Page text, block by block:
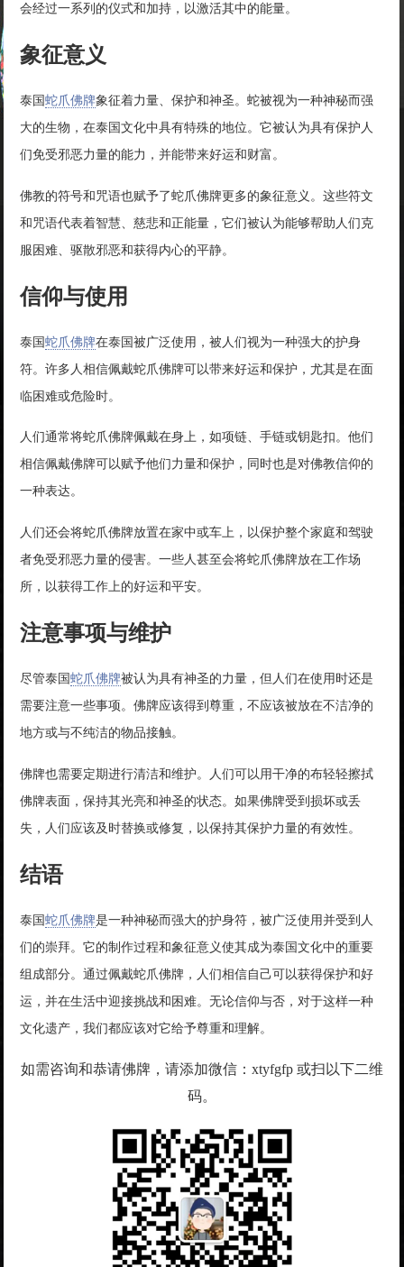
会经过一系列的仪式和加持，以激活其中的能量。
象征意义
泰国蛇爪佛牌象征着力量、保护和神圣。蛇被视为一种神秘而强
大的生物，在泰国文化中具有特殊的地位。它被认为具有保护人
们免受邪恶力量的能力，并能带来好运和财富。
佛教的符号和咒语也赋予了蛇爪佛牌更多的象征意义。这些符文
和咒语代表着智慧、慈悲和正能量，它们被认为能够帮助人们克
服困难、驱散邪恶和获得内心的平静。
信仰与使用
泰国蛇爪佛牌在泰国被广泛使用，被人们视为一种强大的护身
符。许多人相信佩戴蛇爪佛牌可以带来好运和保护，尤其是在面
临困难或危险时。
人们通常将蛇爪佛牌佩戴在身上，如项链、手链或钥匙扣。他们
相信佩戴佛牌可以赋予他们力量和保护，同时也是对佛教信仰的
一种表达。
人们还会将蛇爪佛牌放置在家中或车上，以保护整个家庭和驾驶
者免受邪恶力量的侵害。一些人甚至会将蛇爪佛牌放在工作场
所，以获得工作上的好运和平安。
注意事项与维护
尽管泰国蛇爪佛牌被认为具有神圣的力量，但人们在使用时还是
需要注意一些事项。佛牌应该得到尊重，不应该被放在不洁净的
地方或与不纯洁的物品接触。
佛牌也需要定期进行清洁和维护。人们可以用干净的布轻轻擦拭
佛牌表面，保持其光亮和神圣的状态。如果佛牌受到损坏或丢
失，人们应该及时替换或修复，以保持其保护力量的有效性。
结语
泰国蛇爪佛牌是一种神秘而强大的护身符，被广泛使用并受到人
们的崇拜。它的制作过程和象征意义使其成为泰国文化中的重要
组成部分。通过佩戴蛇爪佛牌，人们相信自己可以获得保护和好
运，并在生活中迎接挑战和困难。无论信仰与否，对于这样一种
文化遗产，我们都应该对它给予尊重和理解。
如需咨询和恭请佛牌，请添加微信：xtyfgfp 或扫以下二维
码。